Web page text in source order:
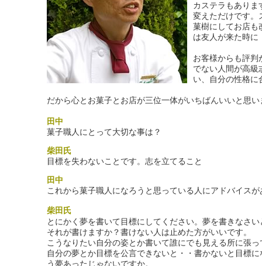
カステラもありま
変えただけです。
菓樹にしてお店も
は友人が来た時に
お客様からも評判
でない人間が高級
い、自分の性格に
だから心とお菓子とお店が三位一体がいちばんいいと思い
田中
菓子職人にとって大切な事は？
柴田氏
目標を失わないことです。志を立てること
田中
これから菓子職人になろうと思っている人にアドバイス
柴田氏
とにかく夢を書いて目標にしてください。夢を書きなさ
それが書けますか？書けない人は止めた方がいいです。
こうなりたい自分の姿とか書いて誰にでも見える所に張っ
自分の夢とか目標を公言できないと・・書かないと目標
う夢あったじゃないですか。